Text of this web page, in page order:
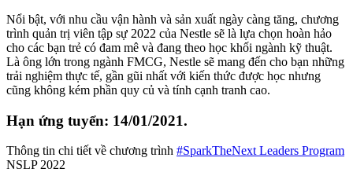
Nổi bật, với nhu cầu vận hành và sản xuất ngày càng tăng, chương
trình quản trị viên tập sự 2022 của Nestle sẽ là lựa chọn hoàn hảo
cho các bạn trẻ có đam mê và đang theo học khối ngành kỹ thuật.
Là ông lớn trong ngành FMCG, Nestle sẽ mang đến cho bạn những
trải nghiệm thực tế, gần gũi nhất với kiến thức được học nhưng
cũng không kém phần quy củ và tính cạnh tranh cao.
Hạn ứng tuyển: 14/01/2021.
Thông tin chi tiết về chương trình #SparkTheNext Leaders Program
NSLP 2022